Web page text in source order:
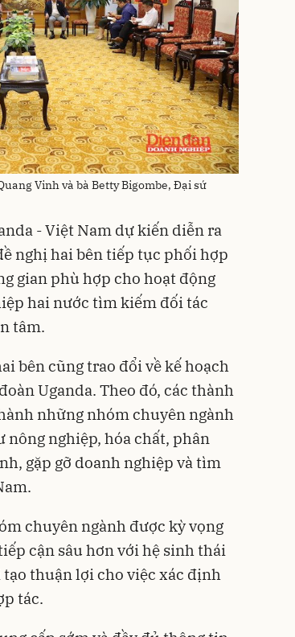
Vinh và bà Betty Bigombe, Đại sứ
- Việt Nam dự kiến diễn ra
nghị hai bên tiếp tục phối hợp
gian phù hợp cho hoạt động
hai nước tìm kiếm đối tác
tâm.
bên cũng trao đổi về kế hoạch
Uganda. Theo đó, các thành
những nhóm chuyên ngành
nghiệp, hóa chất, phân
gặp gỡ doanh nghiệp và tìm
chuyên ngành được kỳ vọng
cận sâu hơn với hệ sinh thái
thuận lợi cho việc xác định
tác.